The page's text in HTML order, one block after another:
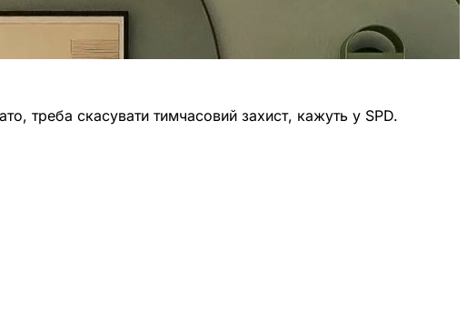
треба скасувати тимчасовий захист, кажуть у SPD.